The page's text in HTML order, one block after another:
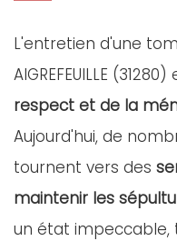
L'entretien d'une
AIGREFEUILLE
respect et de la
Aujourd'hui, de
tournent vers des
maintenir les
un état